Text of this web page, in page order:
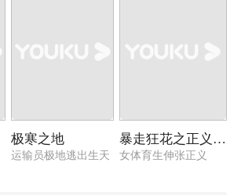
极寒之地
运输员极地逃出生天
暴走狂花之正义校花
女体育生伸张正义